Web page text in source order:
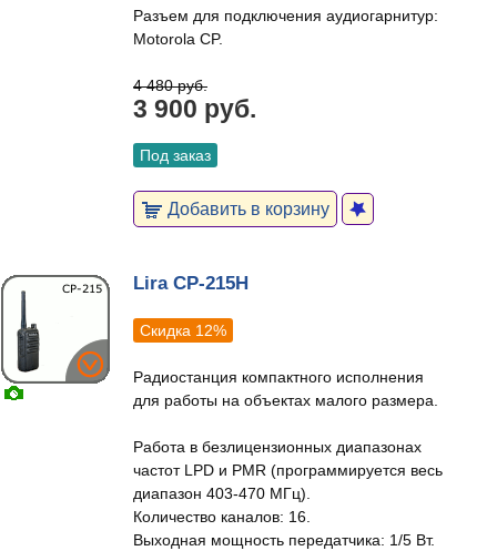
Разъем для подключения аудиогарнитур:
Motorola CP.
4 480 руб.
3 900 руб.
Под заказ
Добавить в корзину
Lira CP-215H
Скидка 12%
Радиостанция компактного исполнения
для работы на объектах малого размера.
Работа в безлицензионных диапазонах
частот LPD и PMR (программируется весь
диапазон 403-470 МГц).
Количество каналов: 16.
Выходная мощность передатчика: 1/5 Вт.